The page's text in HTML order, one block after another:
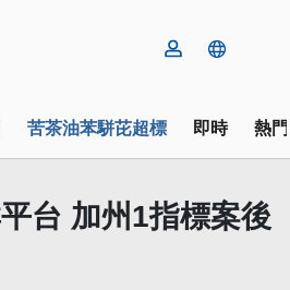
苦茶油苯駢芘超標 即時 熱
台 加州1指標案後